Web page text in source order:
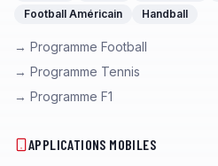
Football Américain
Handball
→ Programme Football
→ Programme Tennis
→ Programme F1
APPLICATIONS MOBILES